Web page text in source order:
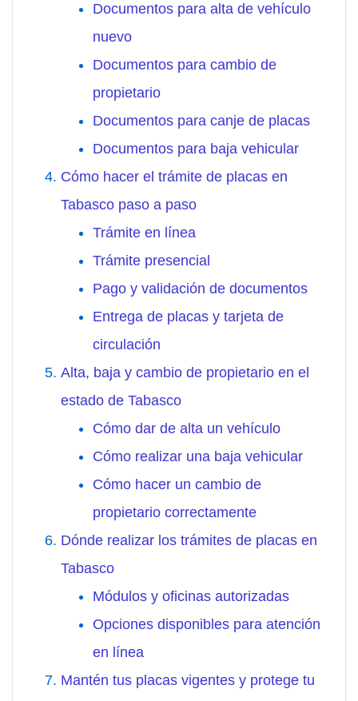
Documentos para alta de vehículo
nuevo
Documentos para cambio de
propietario
Documentos para canje de placas
Documentos para baja vehicular
Cómo hacer el trámite de placas en
Tabasco paso a paso
Trámite en línea
Trámite presencial
Pago y validación de documentos
Entrega de placas y tarjeta de
circulación
Alta, baja y cambio de propietario en el
estado de Tabasco
Cómo dar de alta un vehículo
Cómo realizar una baja vehicular
Cómo hacer un cambio de
propietario correctamente
Dónde realizar los trámites de placas en
Tabasco
Módulos y oficinas autorizadas
Opciones disponibles para atención
en línea
Mantén tus placas vigentes y protege tu